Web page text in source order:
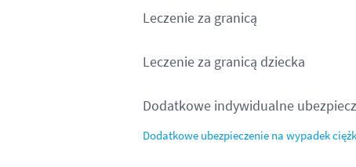
Leczenie za granicą
Leczenie za granicą dziecka
Dodatkowe indywidualne
Dodatkowe ubezpieczenie na wypadek